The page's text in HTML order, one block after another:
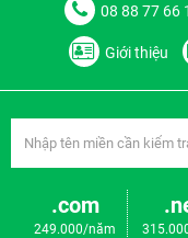
08 88 77 66
Giới thiệu
.com
249.000/năm